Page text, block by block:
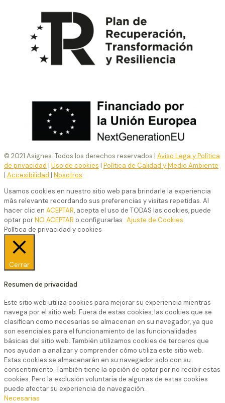
© 2021 Asignes. Todos los derechos reservados | Aviso Lega y Política
de privacidad | Uso de cookies | Política de Calidad y Medio Ambiente
| Accesibilidad | Nosotros
Usamos cookies en nuestro sitio web para brindarle la experiencia
más relevante recordando sus preferencias y visitas repetidas. Al
hacer clic en ACEPTAR, acepta el uso de TODAS las cookies, puede
optar porNO ACEPTAR o configurarlas Ajuste de Cookies
Política de privacidad y cookies
Cerrar
Resumen de privacidad
Este sitio web utiliza cookies para mejorar su experiencia mientras
navega por el sitio web. Fuera de estas cookies, las cookies que se
clasifican como necesarias se almacenan en su navegador, ya que
son esenciales para el funcionamiento de las funcionalidades
básicas del sitio web. También utilizamos cookies de terceros que
nos ayudan a analizar y comprender cómo utiliza este sitio web.
Estas cookies se almacenarán en su navegador solo con su
consentimiento. También tiene la opción de optar por no recibir estas
cookies. Pero la exclusión voluntaria de algunas de estas cookies
puede afectar su experiencia de navegación.
Necesarias